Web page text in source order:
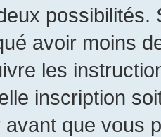
possibilités.
avoir moins
les
inscription
avant que vous